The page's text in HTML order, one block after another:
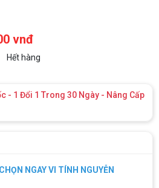
vnđ
Hết hàng
- 1 Đổi 1 Trong 30 Ngày - Nâng Cấp
NGAY VI TÍNH NGUYỄN